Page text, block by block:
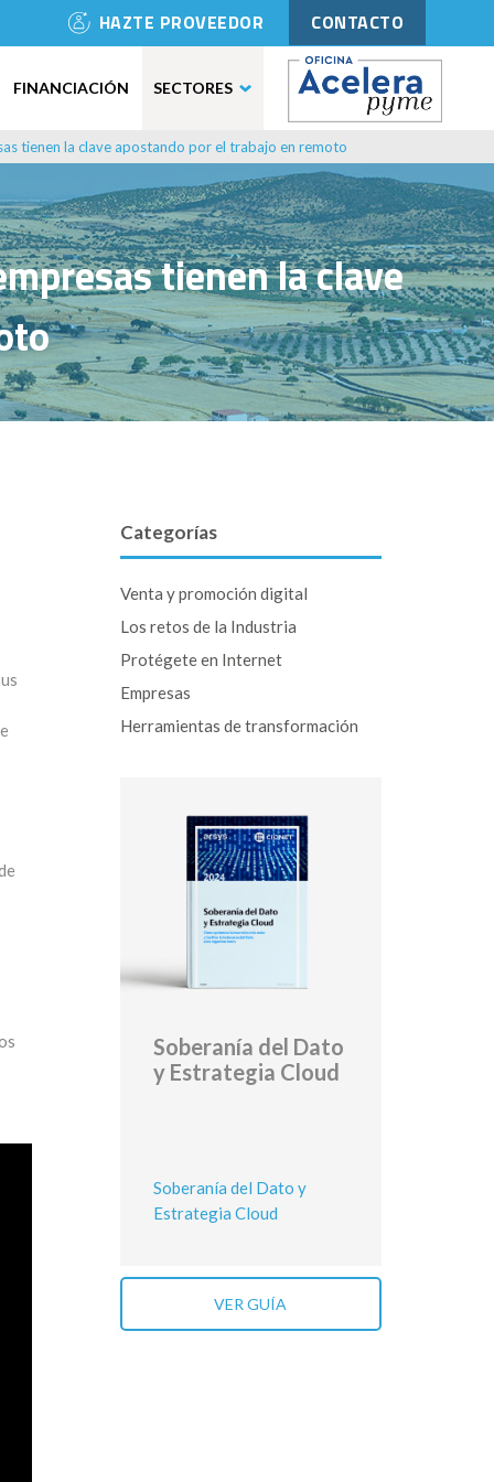
HAZTE PROVEEDOR CONTACTO
FINANCIACIÓN SECTORES
tienen la clave apostando por el trabajo en remoto
tienen la clave
Categorías
Venta y promoción digital
Los retos de la Industria
Protégete en Internet
Empresas
Herramientas de transformación
Soberanía del Dato
y Estrategia Cloud
Soberanía del Dato y
Estrategia Cloud
VER GUÍA